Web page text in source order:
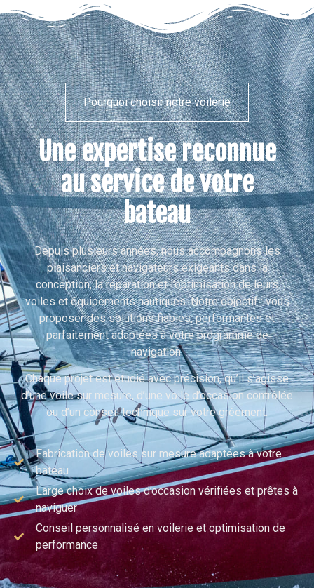
Pourquoi choisir notre voilerie
Une expertise reconnue
au service de votre
bateau
Depuis plusieurs années, nous accompagnons les
plaisanciers et navigateurs exigeants dans la
conception, la réparation et l’optimisation de leurs
voiles et équipements nautiques. Notre objectif : vous
proposer des solutions fiables, performantes et
parfaitement adaptées à votre programme de
navigation.
Chaque projet est étudié avec précision, qu’il s’agisse
d’une voile sur mesure, d’une voile d’occasion contrôlée
ou d’un conseil technique sur votre gréement.
Fabrication de voiles sur mesure adaptées à votre
bateau
Large choix de voiles d’occasion vérifiées et prêtes à
naviguer
Conseil personnalisé en voilerie et optimisation de
performance